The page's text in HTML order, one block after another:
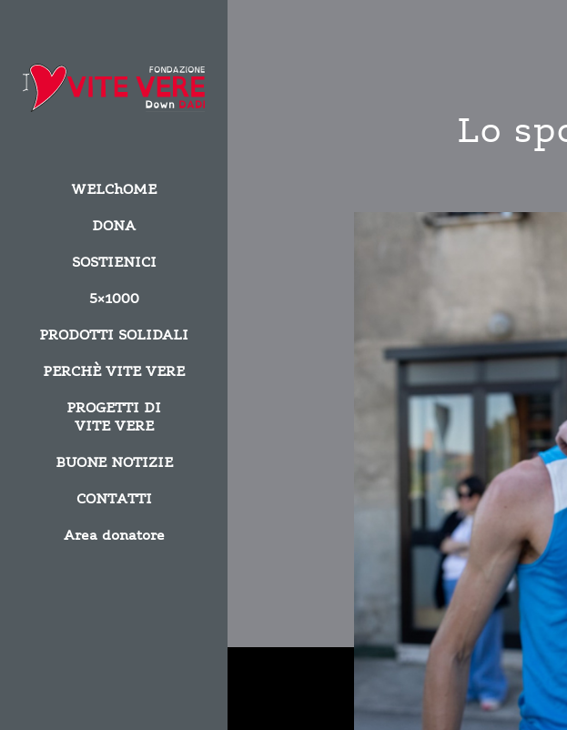
WELChOME
DONA
SOSTIENICI
5×1000
PRODOTTI SOLIDALI
PERCHÈ VITE VERE
PROGETTI DI
VITE VERE
BUONE NOTIZIE
CONTATTI
Area donatore
Lo